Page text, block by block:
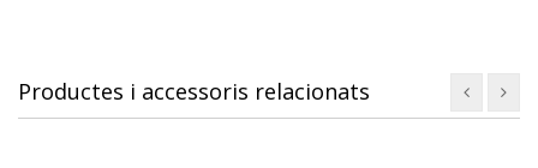
Productes i accessoris relacionats